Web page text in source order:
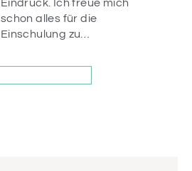
Eindruck. Ich freue mich
schon alles für die
Einschulung zu